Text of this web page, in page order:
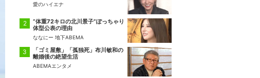
愛のハイエナ
“体重72キロの北川景子”ぽっちゃり
体型公表の理由
ななにー 地下ABEMA
「ゴミ屋敷」「孤独死」布川敏和の
離婚後の絶望生活
ABEMAエンタメ